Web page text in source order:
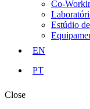
Co-
Estúdio
EN
PT
Close